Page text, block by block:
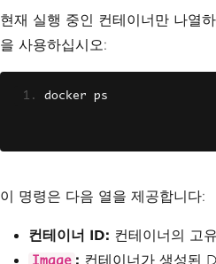
현재 실행 중인 컨테이너만 나열
을 사용하십시오:
docker ps
이 명령은 다음 열을 제공합니다:
컨테이너 ID: 컨테이너의 고
Image : 컨테이너가 생성된